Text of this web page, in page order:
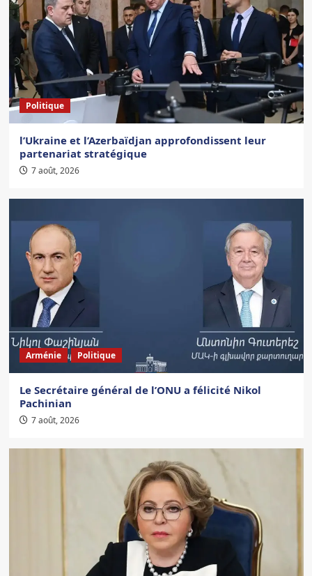
Politique
l’Ukraine et l’Azerbaïdjan approfondissent leur
partenariat stratégique
7 août, 2026
Arménie Politique
Le Secrétaire général de l’ONU a félicité Nikol
Pachinian
7 août, 2026